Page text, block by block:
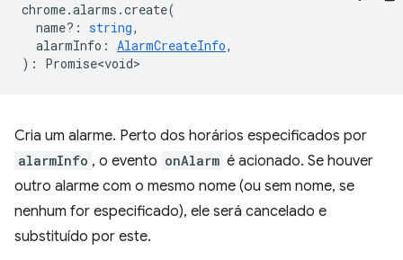
chrome.alarms .create(
name? : string,
alarmInfo : AlarmCreateInfo,
) : Promise<void>
Cria um alarme. Perto dos horários especificados por
alarmInfo , o evento onAlarm é acionado. Se houver
outro alarme com o mesmo nome (ou sem nome, se
nenhum for especificado), ele será cancelado e
substituído por este.